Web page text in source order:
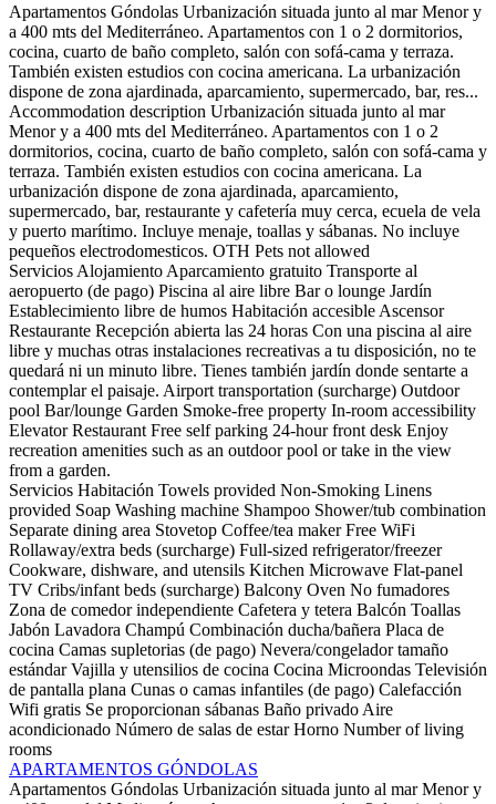
Apartamentos Góndolas Urbanización situada junto al mar Menor y
a 400 mts del Mediterráneo. Apartamentos con 1 o 2 dormitorios,
cocina, cuarto de baño completo, salón con sofá-cama y terraza.
También existen estudios con cocina americana. La urbanización
dispone de zona ajardinada, aparcamiento, supermercado, bar, res...
Accommodation description Urbanización situada junto al mar
Menor y a 400 mts del Mediterráneo. Apartamentos con 1 o 2
dormitorios, cocina, cuarto de baño completo, salón con sofá-cama y
terraza. También existen estudios con cocina americana. La
urbanización dispone de zona ajardinada, aparcamiento,
supermercado, bar, restaurante y cafetería muy cerca, ecuela de vela
y puerto marítimo. Incluye menaje, toallas y sábanas. No incluye
pequeños electrodomesticos. OTH Pets not allowed
Servicios Alojamiento Aparcamiento gratuito Transporte al
aeropuerto (de pago) Piscina al aire libre Bar o lounge Jardín
Establecimiento libre de humos Habitación accesible Ascensor
Restaurante Recepción abierta las 24 horas Con una piscina al aire
libre y muchas otras instalaciones recreativas a tu disposición, no te
quedará ni un minuto libre. Tienes también jardín donde sentarte a
contemplar el paisaje. Airport transportation (surcharge) Outdoor
pool Bar/lounge Garden Smoke-free property In-room accessibility
Elevator Restaurant Free self parking 24-hour front desk Enjoy
recreation amenities such as an outdoor pool or take in the view
from a garden.
Servicios Habitación Towels provided Non-Smoking Linens
provided Soap Washing machine Shampoo Shower/tub combination
Separate dining area Stovetop Coffee/tea maker Free WiFi
Rollaway/extra beds (surcharge) Full-sized refrigerator/freezer
Cookware, dishware, and utensils Kitchen Microwave Flat-panel
TV Cribs/infant beds (surcharge) Balcony Oven No fumadores
Zona de comedor independiente Cafetera y tetera Balcón Toallas
Jabón Lavadora Champú Combinación ducha/bañera Placa de
cocina Camas supletorias (de pago) Nevera/congelador tamaño
estándar Vajilla y utensilios de cocina Cocina Microondas Televisión
de pantalla plana Cunas o camas infantiles (de pago) Calefacción
Wifi gratis Se proporcionan sábanas Baño privado Aire
acondicionado Número de salas de estar Horno Number of living
rooms
APARTAMENTOS GÓNDOLAS
Apartamentos Góndolas Urbanización situada junto al mar Menor y